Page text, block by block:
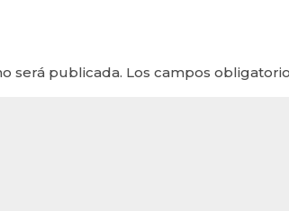
será publicada. Los campos